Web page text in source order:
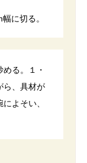
に切る。
る。１・
ら、具材が
よそい、